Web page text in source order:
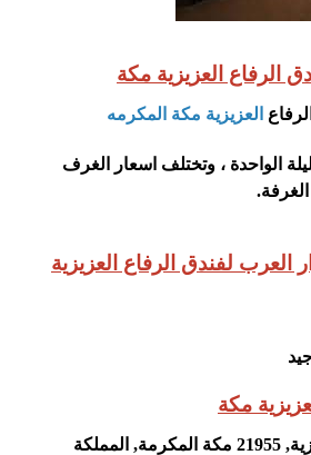
الرفاع العزيزية مكة
العزيزية مكة المكرمه
الواحدة ، وتختلف اسعار الغرف
.
العرب لفندق الرفاع العزيزية
مكة
العزيزية الشمالية, العزيزية, 21955 مكة المكرمة, المملكة